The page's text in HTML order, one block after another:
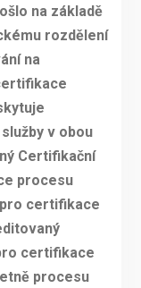
na základě
rozdělení
na
v obou
Certifikační
procesu
certifikace
certifikace
procesu